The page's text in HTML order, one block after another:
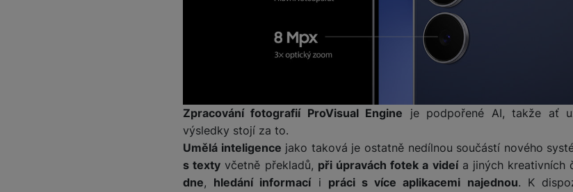
Marketingové cookies používáme my nebo naši partneři, abychom vám mohli
na našich stránkách, tak na stránkách třetích stran.
Zpracování fotografií ProVisual Engine je podpořené AI, takže ať
výsledky stojí za to.
Umělá inteligence jako taková je ostatně nedílnou součástí nového
s texty včetně překladů, při úpravách fotek a videía jiných kreativních
dne, hledání informacíi práci s více aplikacemi najednou. K